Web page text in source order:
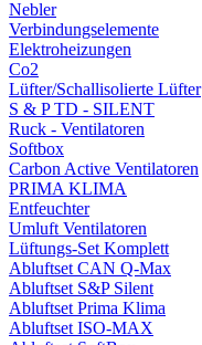
Nebler
Verbindungselemente
Elektroheizungen
Co2
Lüfter/Schallisolierte Lüfter
S & P TD - SILENT
Ruck - Ventilatoren
Softbox
Carbon Active Ventilatoren
PRIMA KLIMA
Entfeuchter
Umluft Ventilatoren
Lüftungs-Set Komplett
Abluftset CAN Q-Max
Abluftset S&P Silent
Abluftset Prima Klima
Abluftset ISO-MAX